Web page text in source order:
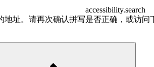
accessibility.search
地址。请再次确认拼写是否正确，或访问